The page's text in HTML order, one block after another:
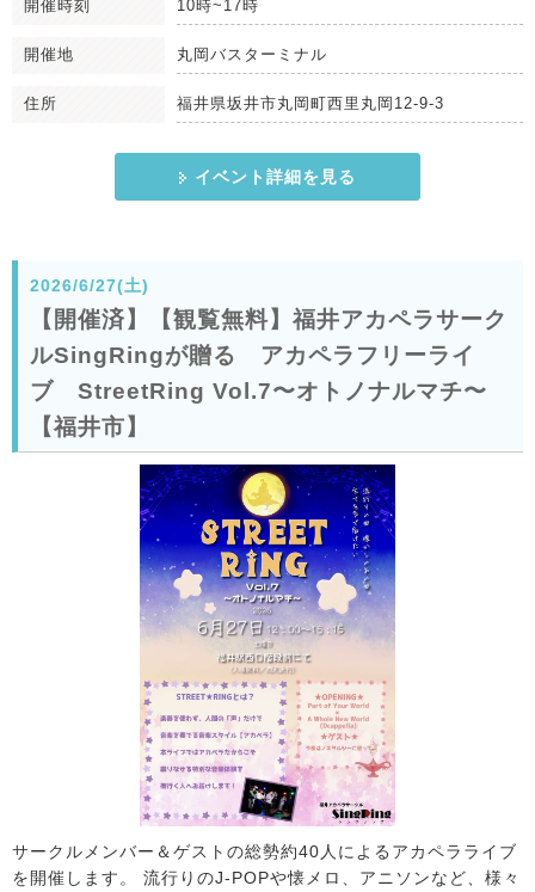
開催時刻 10時~17時
開催地 丸岡バスターミナル
住所 福井県坂井市丸岡町西里丸岡12-9-3
イベント詳細を見る
2026/6/27(土)
【開催済】【観覧無料】福井アカペラサーク
ルSingRingが贈る アカペラフリーライ
ブ StreetRing Vol.7〜オトノナルマチ〜
【福井市】
サークルメンバー＆ゲストの総勢約40人によるアカペラライブ
を開催します。 流行りのJ-POPや懐メロ、アニソンなど、様々